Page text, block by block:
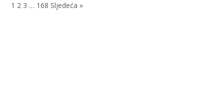
1 2 3 … 168 Sljedeća »